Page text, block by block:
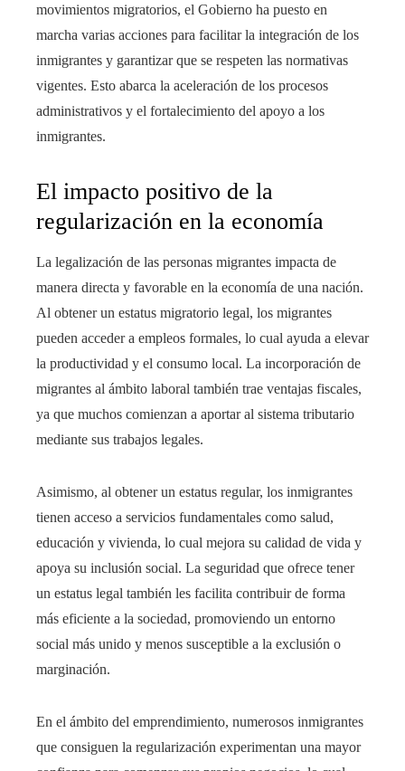
movimientos migratorios, el Gobierno ha puesto en
marcha varias acciones para facilitar la integración de los
inmigrantes y garantizar que se respeten las normativas
vigentes. Esto abarca la aceleración de los procesos
administrativos y el fortalecimiento del apoyo a los
inmigrantes.
El impacto positivo de la
regularización en la economía
La legalización de las personas migrantes impacta de
manera directa y favorable en la economía de una nación.
Al obtener un estatus migratorio legal, los migrantes
pueden acceder a empleos formales, lo cual ayuda a elevar
la productividad y el consumo local. La incorporación de
migrantes al ámbito laboral también trae ventajas fiscales,
ya que muchos comienzan a aportar al sistema tributario
mediante sus trabajos legales.
Asimismo, al obtener un estatus regular, los inmigrantes
tienen acceso a servicios fundamentales como salud,
educación y vivienda, lo cual mejora su calidad de vida y
apoya su inclusión social. La seguridad que ofrece tener
un estatus legal también les facilita contribuir de forma
más eficiente a la sociedad, promoviendo un entorno
social más unido y menos susceptible a la exclusión o
marginación.
En el ámbito del emprendimiento, numerosos inmigrantes
que consiguen la regularización experimentan una mayor